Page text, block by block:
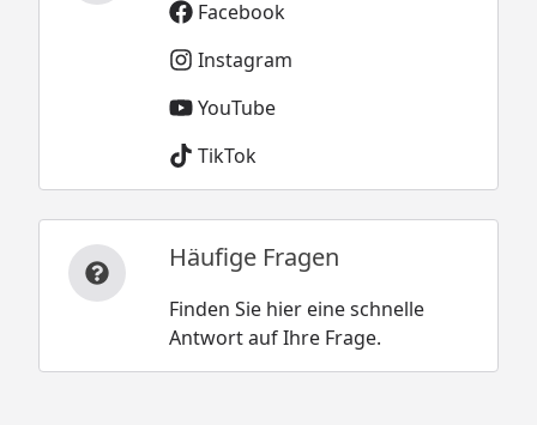
Facebook
Instagram
YouTube
TikTok
Häufige Fragen
Finden Sie hier eine schnelle
Antwort auf Ihre Frage.